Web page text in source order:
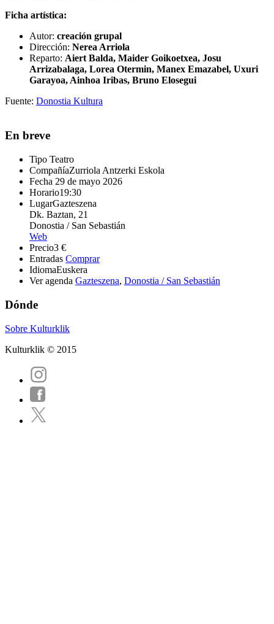
Ficha artística:
Autor: creación grupal
Dirección: Nerea Arriola
Reparto: Aiert Balda, Maider Goikoetxea, Josu
Arrizabalaga, Lorea Otermin, Manex Emazabel, Uxuri
Garayoa, Ainhoa Iribas, Bruno Elosegui
Fuente: Donostia Kultura
En breve
Tipo Teatro
CompañíaZurriola Antzerki Eskola
Fecha 29 de mayo 2026
Horario19:30
LugarGazteszena
Dk. Baztan, 21
Donostia / San Sebastián
Web
Precio3 €
Entradas Comprar
IdiomaEuskera
Ver agenda Gazteszena, Donostia / San Sebastián
Dónde
Sobre Kulturklik
Kulturklik © 2015